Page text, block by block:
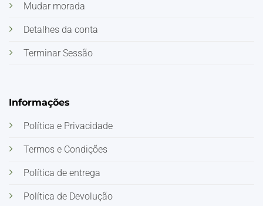
Mudar morada
Detalhes da conta
Terminar Sessão
Informações
Política e Privacidade
Termos e Condições
Política de entrega
Política de Devolução